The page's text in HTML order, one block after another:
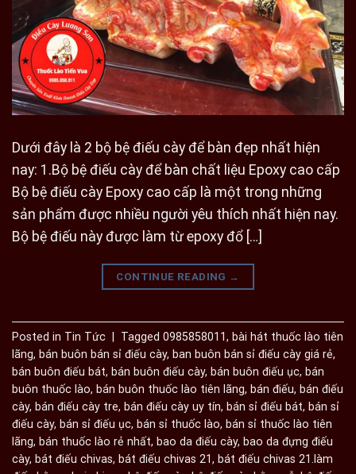
Dưới đây là 2 bộ bệ điếu cày để bàn đẹp nhất hiện
nay: 1.Bộ bệ điếu cày để bàn chất liệu Epoxy cao cấp
Bộ bệ điếu cày Epoxy cao cấp là một trong những
sản phẩm được nhiều người yêu thích nhất hiện nay.
Bộ bệ điếu này được làm từ epoxy đổ […]
CONTINUE READING →
Posted in Tin Tức Tagged 0985858011, bài hát thuốc lào tiên
lãng, bán buôn bán sỉ điếu cày, ban buôn bán sỉ điếu cày giá rẻ,
bán buôn điếu bát, bán buôn điếu cày, bán buôn điếu ục, bán
buôn thuốc lào, bán buôn thuốc lào tiên lãng, bán điếu, bán điếu
cày, bán điếu cày tre, bán điếu cày uy tín, bán sỉ điếu bát, bán sỉ
điếu cày, bán sỉ điếu ục, bán sỉ thuốc lào, bán sỉ thuốc lào tiên
lãng, bán thuốc lào rẻ nhất, bao da điếu cày, bao da đựng điếu
cày, bát điếu chivas, bát điếu chivas 21, bát điếu chivas 21.làm